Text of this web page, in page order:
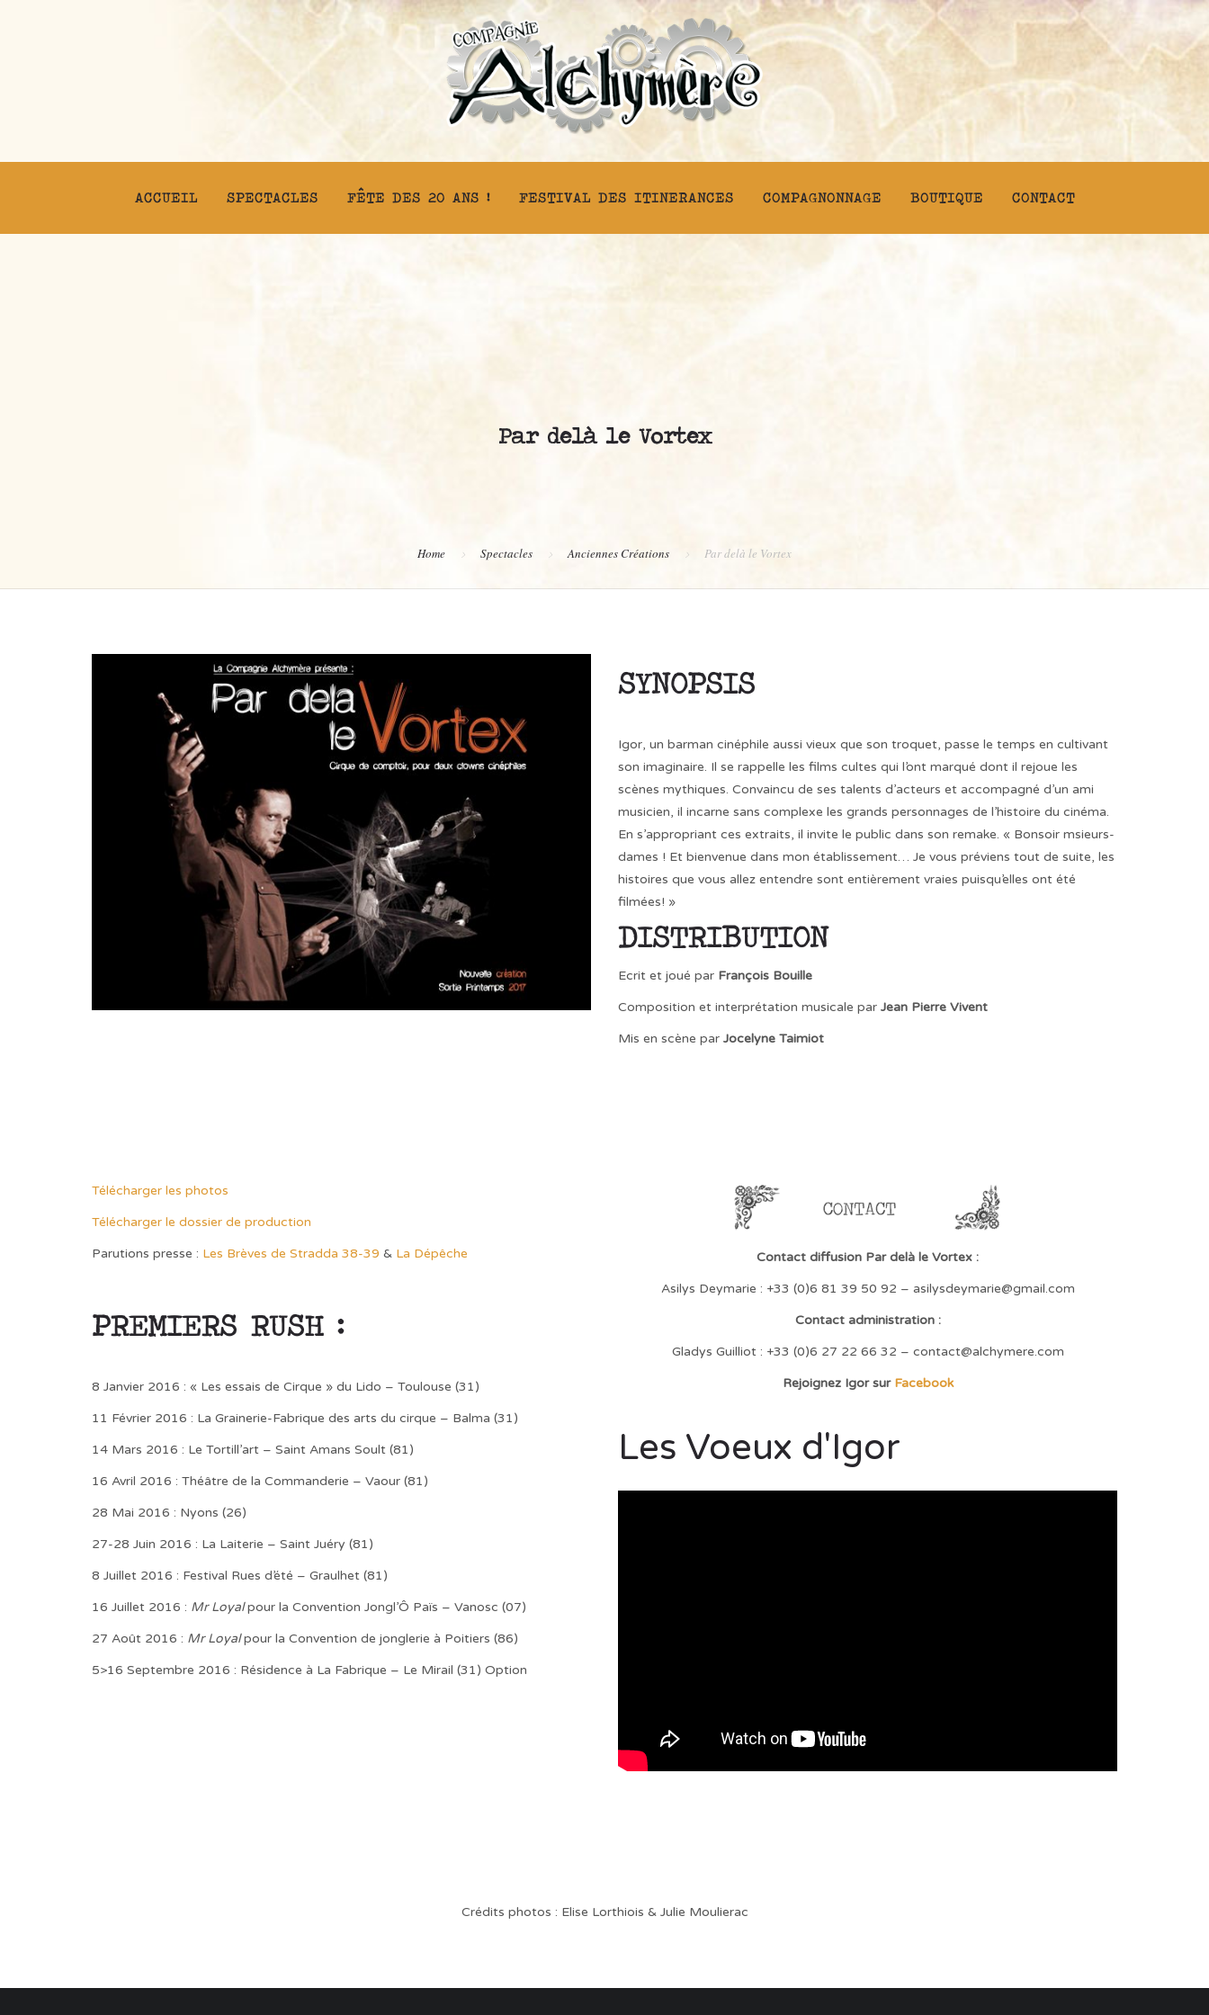
ACCUEIL SPECTACLES FÊTE DES 20 ANS ! FESTIVAL DES ITINERANCES COMPAGNONNAGE BOUTIQUE CONTACT
Par delà le Vortex
Home Spectacles Anciennes Créations Par delà le Vortex
SYNOPSIS
Igor, un barman cinéphile aussi vieux que son troquet, passe le temps en cultivant
son imaginaire. Il se rappelle les films cultes qui l’ont marqué dont il rejoue les
scènes mythiques. Convaincu de ses talents d’acteurs et accompagné d’un ami
musicien, il incarne sans complexe les grands personnages de l’histoire du cinéma.
En s’appropriant ces extraits, il invite le public dans son remake. « Bonsoir msieurs-
dames ! Et bienvenue dans mon établissement… Je vous préviens tout de suite, les
histoires que vous allez entendre sont entièrement vraies puisqu’elles ont été
filmées! »
DISTRIBUTION
Ecrit et joué par François Bouille
Composition et interprétation musicale par Jean Pierre Vivent
Mis en scène par Jocelyne Taimiot
Télécharger les photos
Télécharger le dossier de production
Parutions presse : Les Brèves de Stradda 38-39 & La Dépêche
PREMIERS RUSH :
8 Janvier 2016 : « Les essais de Cirque » du Lido – Toulouse (31)
11 Février 2016 : La Grainerie-Fabrique des arts du cirque – Balma (31)
14 Mars 2016 : Le Tortill’art – Saint Amans Soult (81)
16 Avril 2016 : Théâtre de la Commanderie – Vaour (81)
28 Mai 2016 : Nyons (26)
27-28 Juin 2016 : La Laiterie – Saint Juéry (81)
8 Juillet 2016 : Festival Rues d’été – Graulhet (81)
16 Juillet 2016 : Mr Loyalpour la Convention Jongl’Ô Païs – Vanosc (07)
27 Août 2016 : Mr Loyalpour la Convention de jonglerie à Poitiers (86)
5>16 Septembre 2016 : Résidence à La Fabrique – Le Mirail (31) Option
Contact diffusion Par delà le Vortex :
Asilys Deymarie : +33 (0)6 81 39 50 92 – asilysdeymarie@gmail.com
Contact administration :
Gladys Guilliot : +33 (0)6 27 22 66 32 – contact@alchymere.com
Rejoignez Igor sur Facebook
Les Voeux d'Igor
Crédits photos : Elise Lorthiois & Julie Moulierac